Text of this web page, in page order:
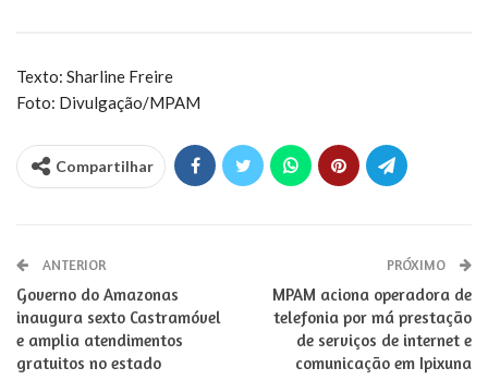
Texto: Sharline Freire
Foto: Divulgação/MPAM
Compartilhar
ANTERIOR
Governo do Amazonas
inaugura sexto Castramóvel
e amplia atendimentos
gratuitos no estado
PRÓXIMO
MPAM aciona operadora de
telefonia por má prestação
de serviços de internet e
comunicação em Ipixuna